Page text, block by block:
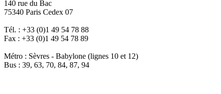
140 rue du Bac
75340 Paris Cedex 07
Tél. : +33 (0)1 49 54 78 88
Fax : +33 (0)1 49 54 78 89
Métro : Sèvres - Babylone (lignes 10 et 12)
Bus : 39, 63, 70, 84, 87, 94